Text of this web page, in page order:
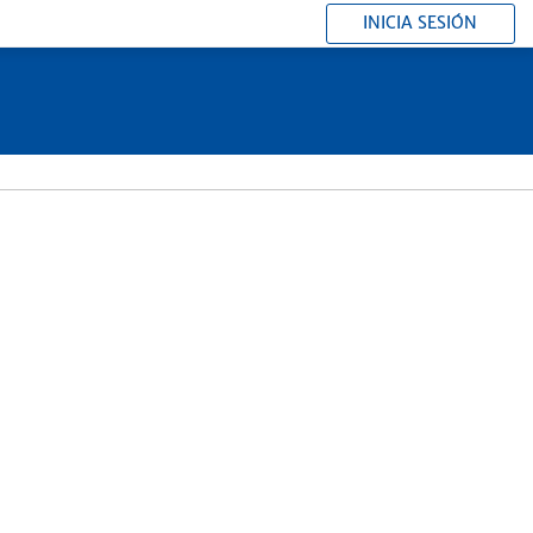
INICIA SESIÓN